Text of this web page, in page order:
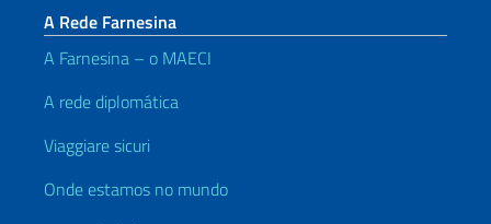
A Rede Farnesina
A Farnesina – o MAECI
A rede diplomática
Viaggiare sicuri
Onde estamos no mundo